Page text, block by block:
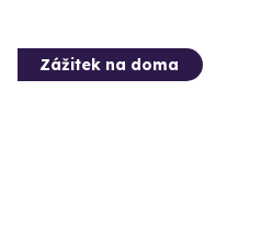
Zážitek na doma